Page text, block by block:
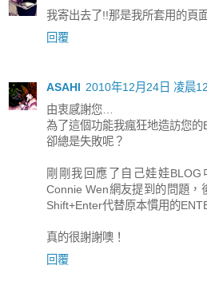
我寄出去了!!那是我所套用的頁
回覆
ASAHI 2010年12月24日 凌晨
由衷感謝您…
為了這個功能我瘋狂地造訪您
卻總是失敗呢？
剛剛我回應了自己娃娃
Connie Wen網友提到的問題，
Shift+Enter代替原本慣用的
真的很謝謝噢！
回覆